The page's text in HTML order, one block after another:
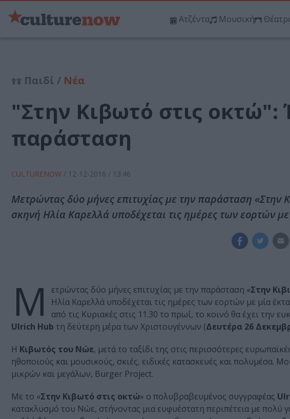
Ατζέντα Μουσική
Παιδί / Νέα
"Στην Κιβωτό στις οκτώ":
παράσταση
CULTURENOW / 12-12-2016 / 13:46
Μετρώντας δύο μήνες επιτυχίας με την παράσταση «Στην
σκηνή Ηλία Καρελλά υποδέχεται τις ημέρες των εορτών
Μ ετρώντας δύο μήνες επιτυχίας με την παράσταση «Στην
Ηλία Καρελλά υποδέχεται τις ημέρες των εορτών με μία
από τις Κυριακές στις 11.30 το πρωί, το κοινό θα έχει την
Ulrich Hub τη δεύτερη μέρα των Χριστουγέννων (Δευτέρα 26
Η Κιβωτός του Νώε, μετά το ταξίδι της στις περισσότερες
ηθοποιούς και μουσικούς, σκιές, ειδικές κατασκευές και πολυμέσα.
μικρών και μεγάλων, Burger Project.
Με το «Στην Κιβωτό στις οκτώ» ο πολυβραβευμένος συγγραφέας
κατακλυσμό του Νώε, στήνοντας μια ευφυέστατη περιπέτεια με